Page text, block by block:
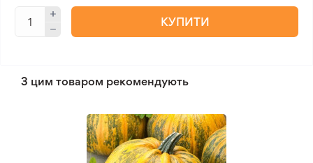
КУПИТИ
З цим товаром рекомендують